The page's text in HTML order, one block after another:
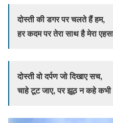
दोस्ती की डगर पर चलते हैं हम,
हर कदम पर तेरा साथ है मेरा
दोस्ती वो दर्पण जो दिखाए सच,
चाहे टूट जाए, पर झूठ न कहे